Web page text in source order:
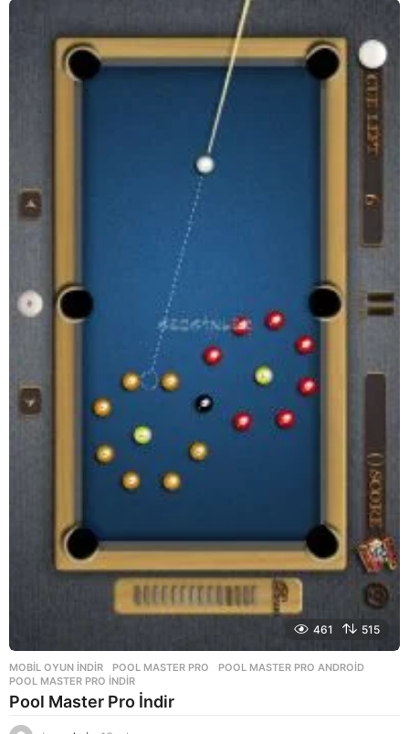
461 515
MOBIL OYUN INDIR POOL MASTER PRO ,POOL MASTER PRO ANDROID
POOL MASTER PRO INDIR
Pool Master Pro İndir